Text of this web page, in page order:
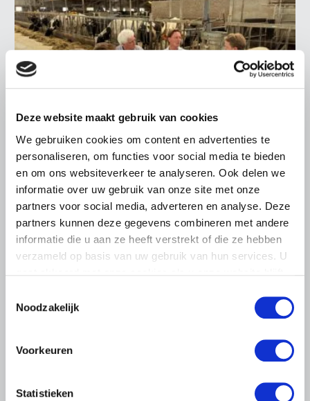
Deze website maakt gebruik van cookies
We gebruiken cookies om content en advertenties te
personaliseren, om functies voor social media te bieden
en om ons websiteverkeer te analyseren. Ook delen we
informatie over uw gebruik van onze site met onze
partners voor social media, adverteren en analyse. Deze
partners kunnen deze gegevens combineren met andere
informatie die u aan ze heeft verstrekt of die ze hebben
verzameld op basis van uw gebruik van hun services. U
Noodzakelijk
Voorkeuren
Statistieken
LTO LOBBY
6 AUGUSTUS 2026
Kamerlid Goudzwaard (JA21)
bezoekt melkveehouderij in
Súdwest-Fryslân
Ronald Oenema op het melkveebedrijf van Jolmer de
Vries in It Heidenskip.
Lees meer